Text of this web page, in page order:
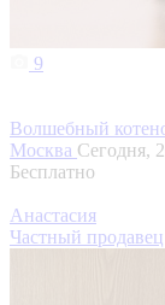
9
Волшебный
Москва Сегодня,
Бесплатно
Анастасия
Частный продавец